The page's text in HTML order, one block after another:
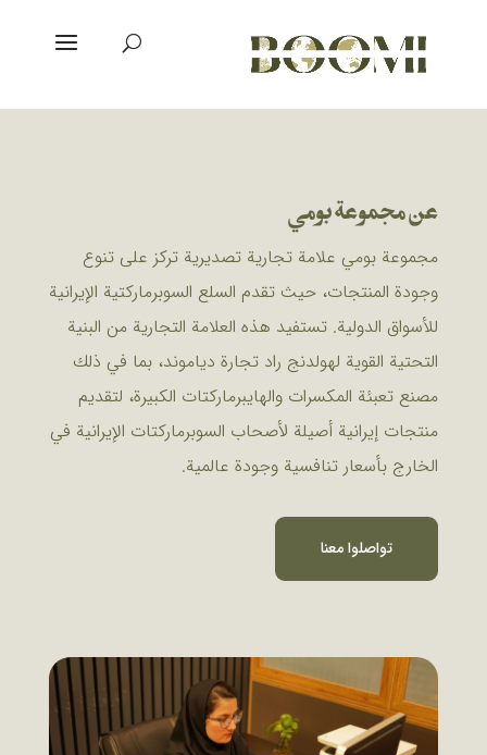
عن مجموعة بومي
مجموعة بومي علامة تجارية تصديرية تركز على تنوع
وجودة المنتجات، حيث تقدم السلع السوبرماركتية الإيرانية
للأسواق الدولية. تستفيد هذه العلامة التجارية من البنية
التحتية القوية لهولدنج راد تجارة دياموند، بما في ذلك
مصنع تعبئة المكسرات والهايبرماركتات الكبيرة، لتقديم
منتجات إيرانية أصيلة لأصحاب السوبرماركتات الإيرانية في
الخارج بأسعار تنافسية وجودة عالمية.
تواصلوا معنا